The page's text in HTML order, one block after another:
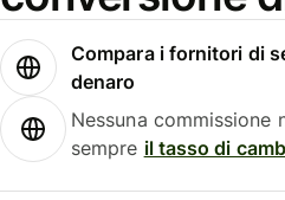
Compara i fornitori di
denaro
Nessuna commissione
sempre il tasso di